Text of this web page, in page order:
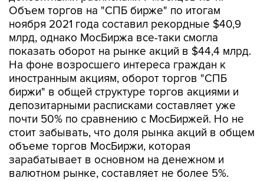
Объем торгов на "СПБ бирже" по итогам
ноября 2021 года составил рекордные $40,9
млрд, однако МосБиржа все-таки смогла
показать оборот на рынке акций в $44,4 млрд.
На фоне возросшего интереса граждан к
иностранным акциям, оборот торгов "СПБ
биржи" в общей структуре торгов акциями и
депозитарными расписками составляет уже
почти 50% по сравнению с МосБиржей. Но не
стоит забывать, что доля рынка акций в общем
объеме торгов МосБиржи, которая
зарабатывает в основном на денежном и
валютном рынке, составляет не более 5%.